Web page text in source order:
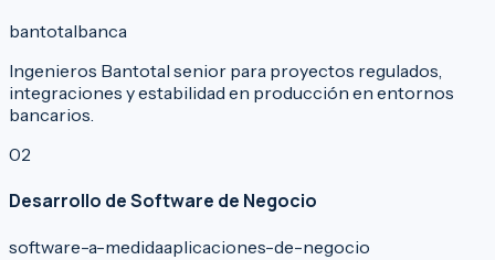
bantotalbanca
Ingenieros Bantotal senior para proyectos regulados,
integraciones y estabilidad en producción en entornos
bancarios.
02
Desarrollo de Software de Negocio
software-a-medidaaplicaciones-de-negocio